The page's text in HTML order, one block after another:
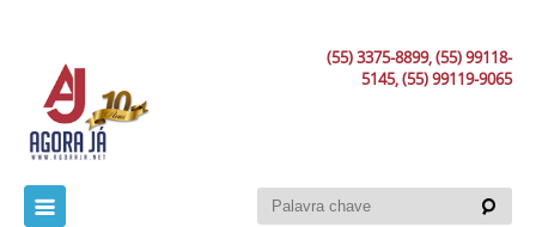
(55) 3375-8899, (55) 99118-
5145, (55) 99119-9065